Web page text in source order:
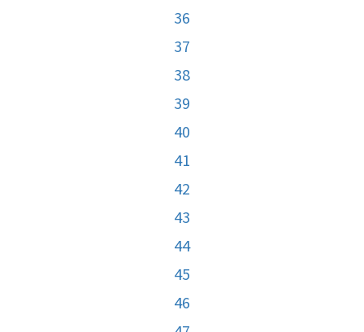
36
37
38
39
40
41
42
43
44
45
46